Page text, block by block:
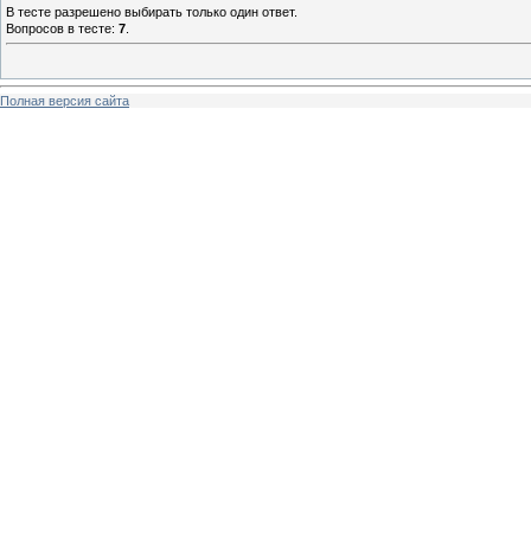
В тесте разрешено выбирать только один ответ.
Вопросов в тесте: 7
Полная версия сайта